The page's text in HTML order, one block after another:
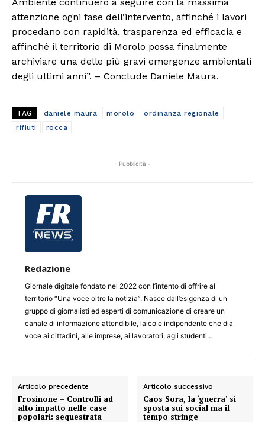
attenzione ogni fase dell’intervento, affinché i lavori
procedano con rapidità, trasparenza ed efficacia e
affinché il territorio di Morolo possa finalmente
archiviare una delle più gravi emergenze ambientali
degli ultimi anni”. – Conclude Daniele Maura.
TAG daniele maura morolo
ordinanza regionale
rifiuti
rocca
- Pubblicità -
Redazione
Giornale digitale fondato nel 2022 con l’intento di offrire al
territorio “Una voce oltre la notizia”. Nasce dall’esigenza di un
gruppo di giornalisti ed esperti di comunicazione di creare un
canale di informazione attendibile, laico e indipendente che dia
voce ai cittadini, alle imprese, ai lavoratori, agli studenti…
Articolo precedente
Frosinone – Controlli ad
alto impatto nelle case
popolari: sequestrata
Articolo successivo
Caos Sora, la ‘guerra’ si
sposta sui social ma il
tempo stringe